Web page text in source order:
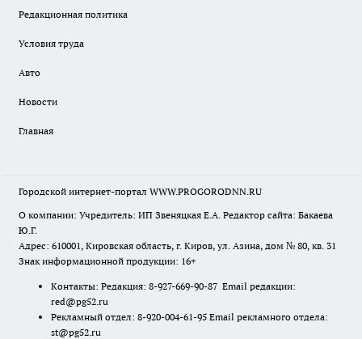
Редакционная политика
Условия труда
Авто
Новости
Главная
Городской интернет-портал WWW.PROGORODNN.RU
О компании: Учредитель: ИП Звеняцкая Е.А. Редактор сайта: Бакаева
Ю.Г.
Адрес: 610001, Кировская область, г. Киров, ул. Азина, дом № 80, кв. 31
Знак информационной продукции: 16+
Контакты: Редакция: 8-927-669-90-87 Email редакции:
red@pg52.ru
Рекламный отдел: 8-920-004-61-95 Email рекламного отдела:
st@pg52.ru